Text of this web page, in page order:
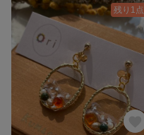
残り1点